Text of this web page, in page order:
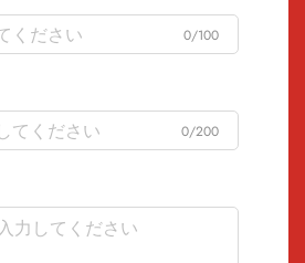
0/100
0/200